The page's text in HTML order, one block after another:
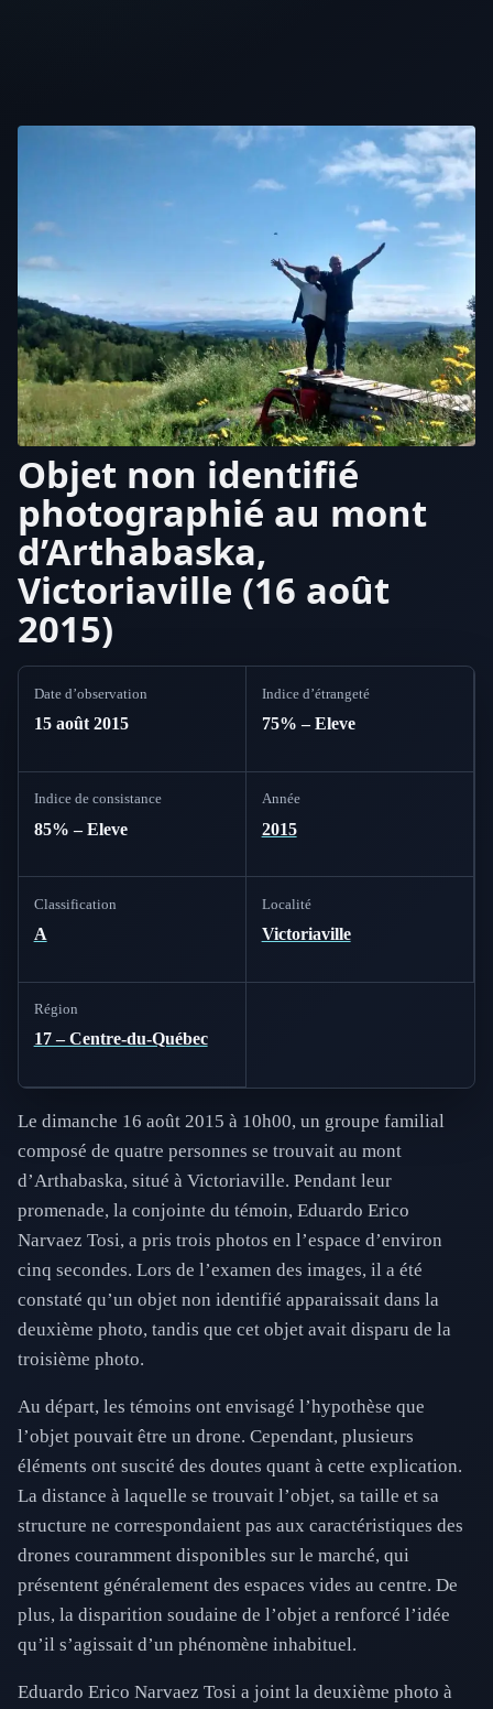
Objet non identifié
photographié au mont
d’Arthabaska,
Victoriaville (16 août
2015)
Date d’observation
15 août 2015
Indice d’étrangeté
75% – Eleve
Indice de consistance
85% – Eleve
Année
2015
Classification
A
Localité
Victoriaville
Région
17 – Centre-du-Québec
Le dimanche 16 août 2015 à 10h00, un groupe familial
composé de quatre personnes se trouvait au mont
d’Arthabaska, situé à Victoriaville. Pendant leur
promenade, la conjointe du témoin, Eduardo Erico
Narvaez Tosi, a pris trois photos en l’espace d’environ
cinq secondes. Lors de l’examen des images, il a été
constaté qu’un objet non identifié apparaissait dans la
deuxième photo, tandis que cet objet avait disparu de la
troisième photo.
Au départ, les témoins ont envisagé l’hypothèse que
l’objet pouvait être un drone. Cependant, plusieurs
éléments ont suscité des doutes quant à cette explication.
La distance à laquelle se trouvait l’objet, sa taille et sa
structure ne correspondaient pas aux caractéristiques des
drones couramment disponibles sur le marché, qui
présentent généralement des espaces vides au centre. De
plus, la disparition soudaine de l’objet a renforcé l’idée
qu’il s’agissait d’un phénomène inhabituel.
Eduardo Erico Narvaez Tosi a joint la deuxième photo à